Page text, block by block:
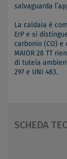
salvaguarda
La caldaia è
ErP e si
carbonio (CO) e
MAIOR 28 TT
di tutela
297 e UNI 483.
SCHEDA